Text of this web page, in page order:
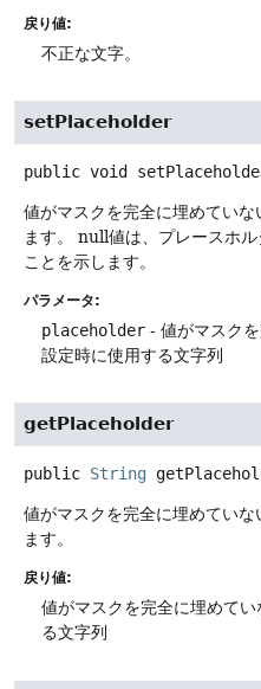
戻り値:
不正な文字。
setPlaceholder
public void
値がマスクを完全に埋めてい
ます。
null値は、プレースホ
ことを示します。
パラメータ:
placeholder - 値がマスク
設定時に使用する文字列
getPlaceholder
public String
値がマスクを完全に埋めてい
ます。
戻り値:
値がマスクを完全に埋めて
る文字列